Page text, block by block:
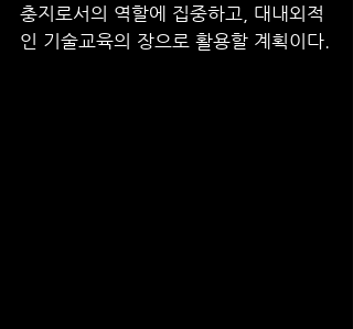
충지로서의 역할에 집중하고, 대내외적
인 기술교육의 장으로 활용할 계획이다.